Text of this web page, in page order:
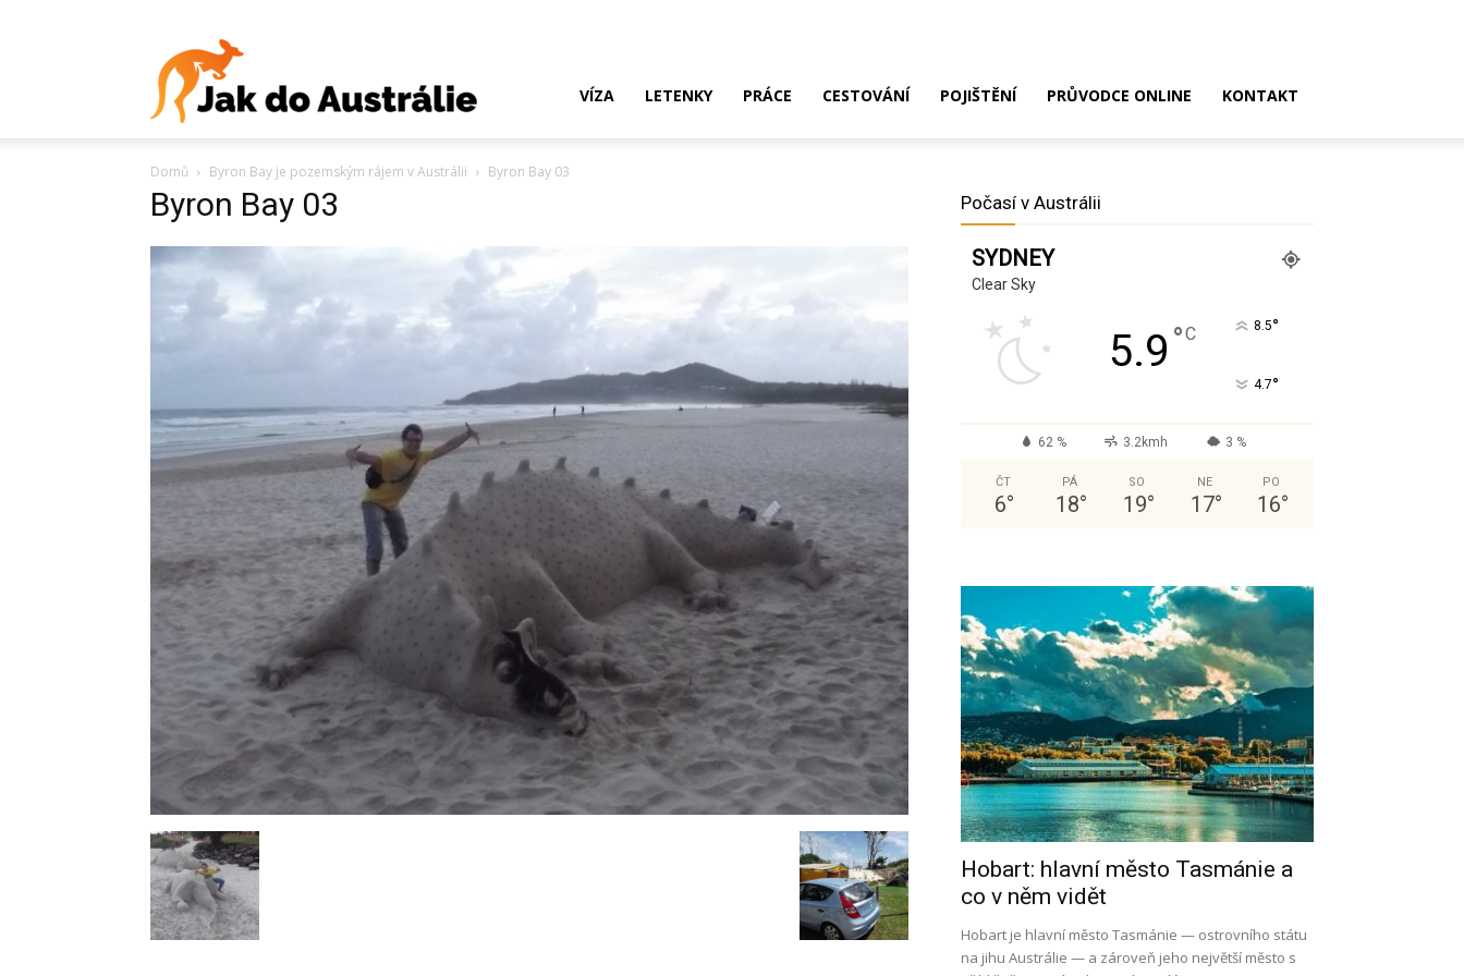
Austrálie?
Víza,
studium
VÍZA LETENKY PRÁCE CESTOVÁNÍ POJIŠTĚNÍ PRŮVODCE ONLINE KONTAKT
Domů Byron Bay je pozemským rájem v Austrálii Byron Bay 03
Byron Bay 03 Počasí v Austrálii
SYDNEY
Clear Sky
5.9 °C 8.5°
4.7°
62 % 3.2kmh 3 %
ČT
6°
PÁ
18°
SO
19°
NE
17°
PO
16°
Hobart: hlavní město Tasmánie a
co v něm vidět
Hobart je hlavní město Tasmánie — ostrovního státu
na jihu Austrálie — a zároveň jeho největší město s